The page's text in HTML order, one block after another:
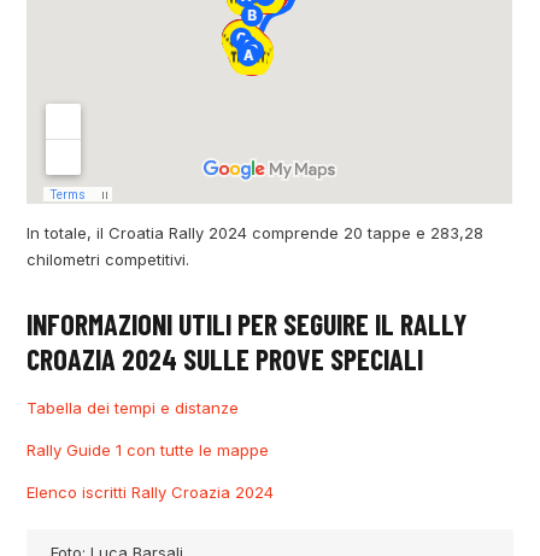
In totale, il Croatia Rally 2024 comprende 20 tappe e 283,28
chilometri competitivi.
INFORMAZIONI UTILI PER SEGUIRE IL RALLY
CROAZIA 2024 SULLE PROVE SPECIALI
Tabella dei tempi e distanze
Rally Guide 1 con tutte le mappe
Elenco iscritti Rally Croazia 2024